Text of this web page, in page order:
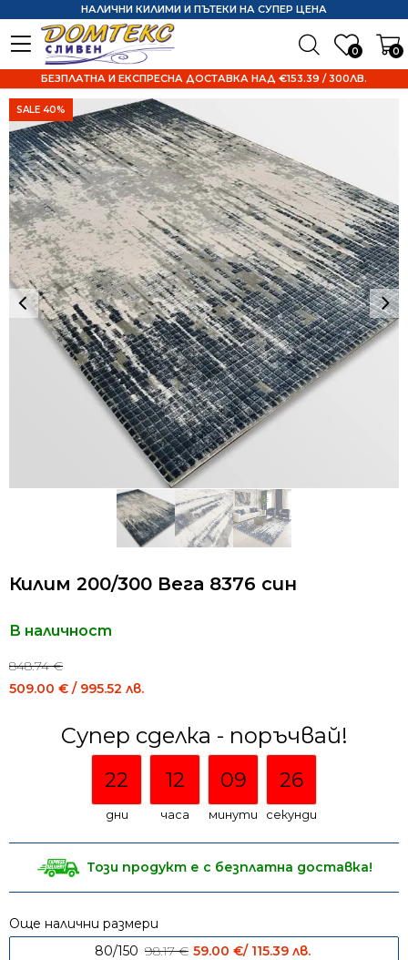
0 0
НАЛИЧНИ КИЛИМИ И ПЪТЕКИ НА СУПЕР ЦЕНА
БЕЗПЛАТНА И ЕКСПРЕСНА ДОСТАВКА НАД €153.39 / 300ЛВ.
SALE 40%
Килим 200/300 Вега 8376 син
В наличност
848.74€
Original
848.74 €
509.00 € / 995.52 лв.
509.00 €
995.52
лв..
Супер сделка - поръчвай!
22
дни
12
часа
09
минути
25
секунди
Този продукт е с безплатна доставка!
Още налични размери
80/150 98.17€ Original price was: 98.17 € /
59.00 €/ 115.39 лв.